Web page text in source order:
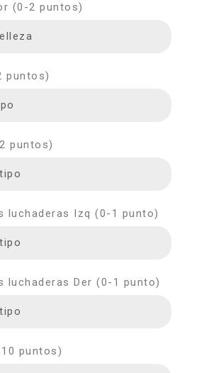
(0-2 puntos)
puntos)
puntos)
luchaderas Izq (0-1 punto)
luchaderas Der (0-1 punto)
puntos)